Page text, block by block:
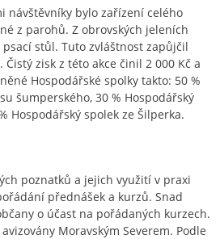
návštěvníky bylo zařízení celého
z parohů. Z obrovských jeleních
stůl. Tuto zvláštnost zapůjčil
zisk z této akce činil 2 000 Kč a
Hospodářské spolky takto: 50 %
šumperského, 30 % Hospodářský
Hospodářský spolek ze Šilperka.
poznatků a jejich využití v praxi
přednášek a kurzů. Snad
o účast na pořádaných kurzech.
Moravským Severem. Podle